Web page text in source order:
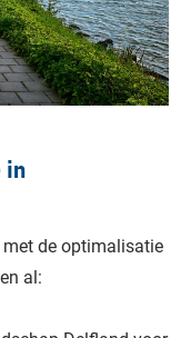
in
de optimalisatie
al: